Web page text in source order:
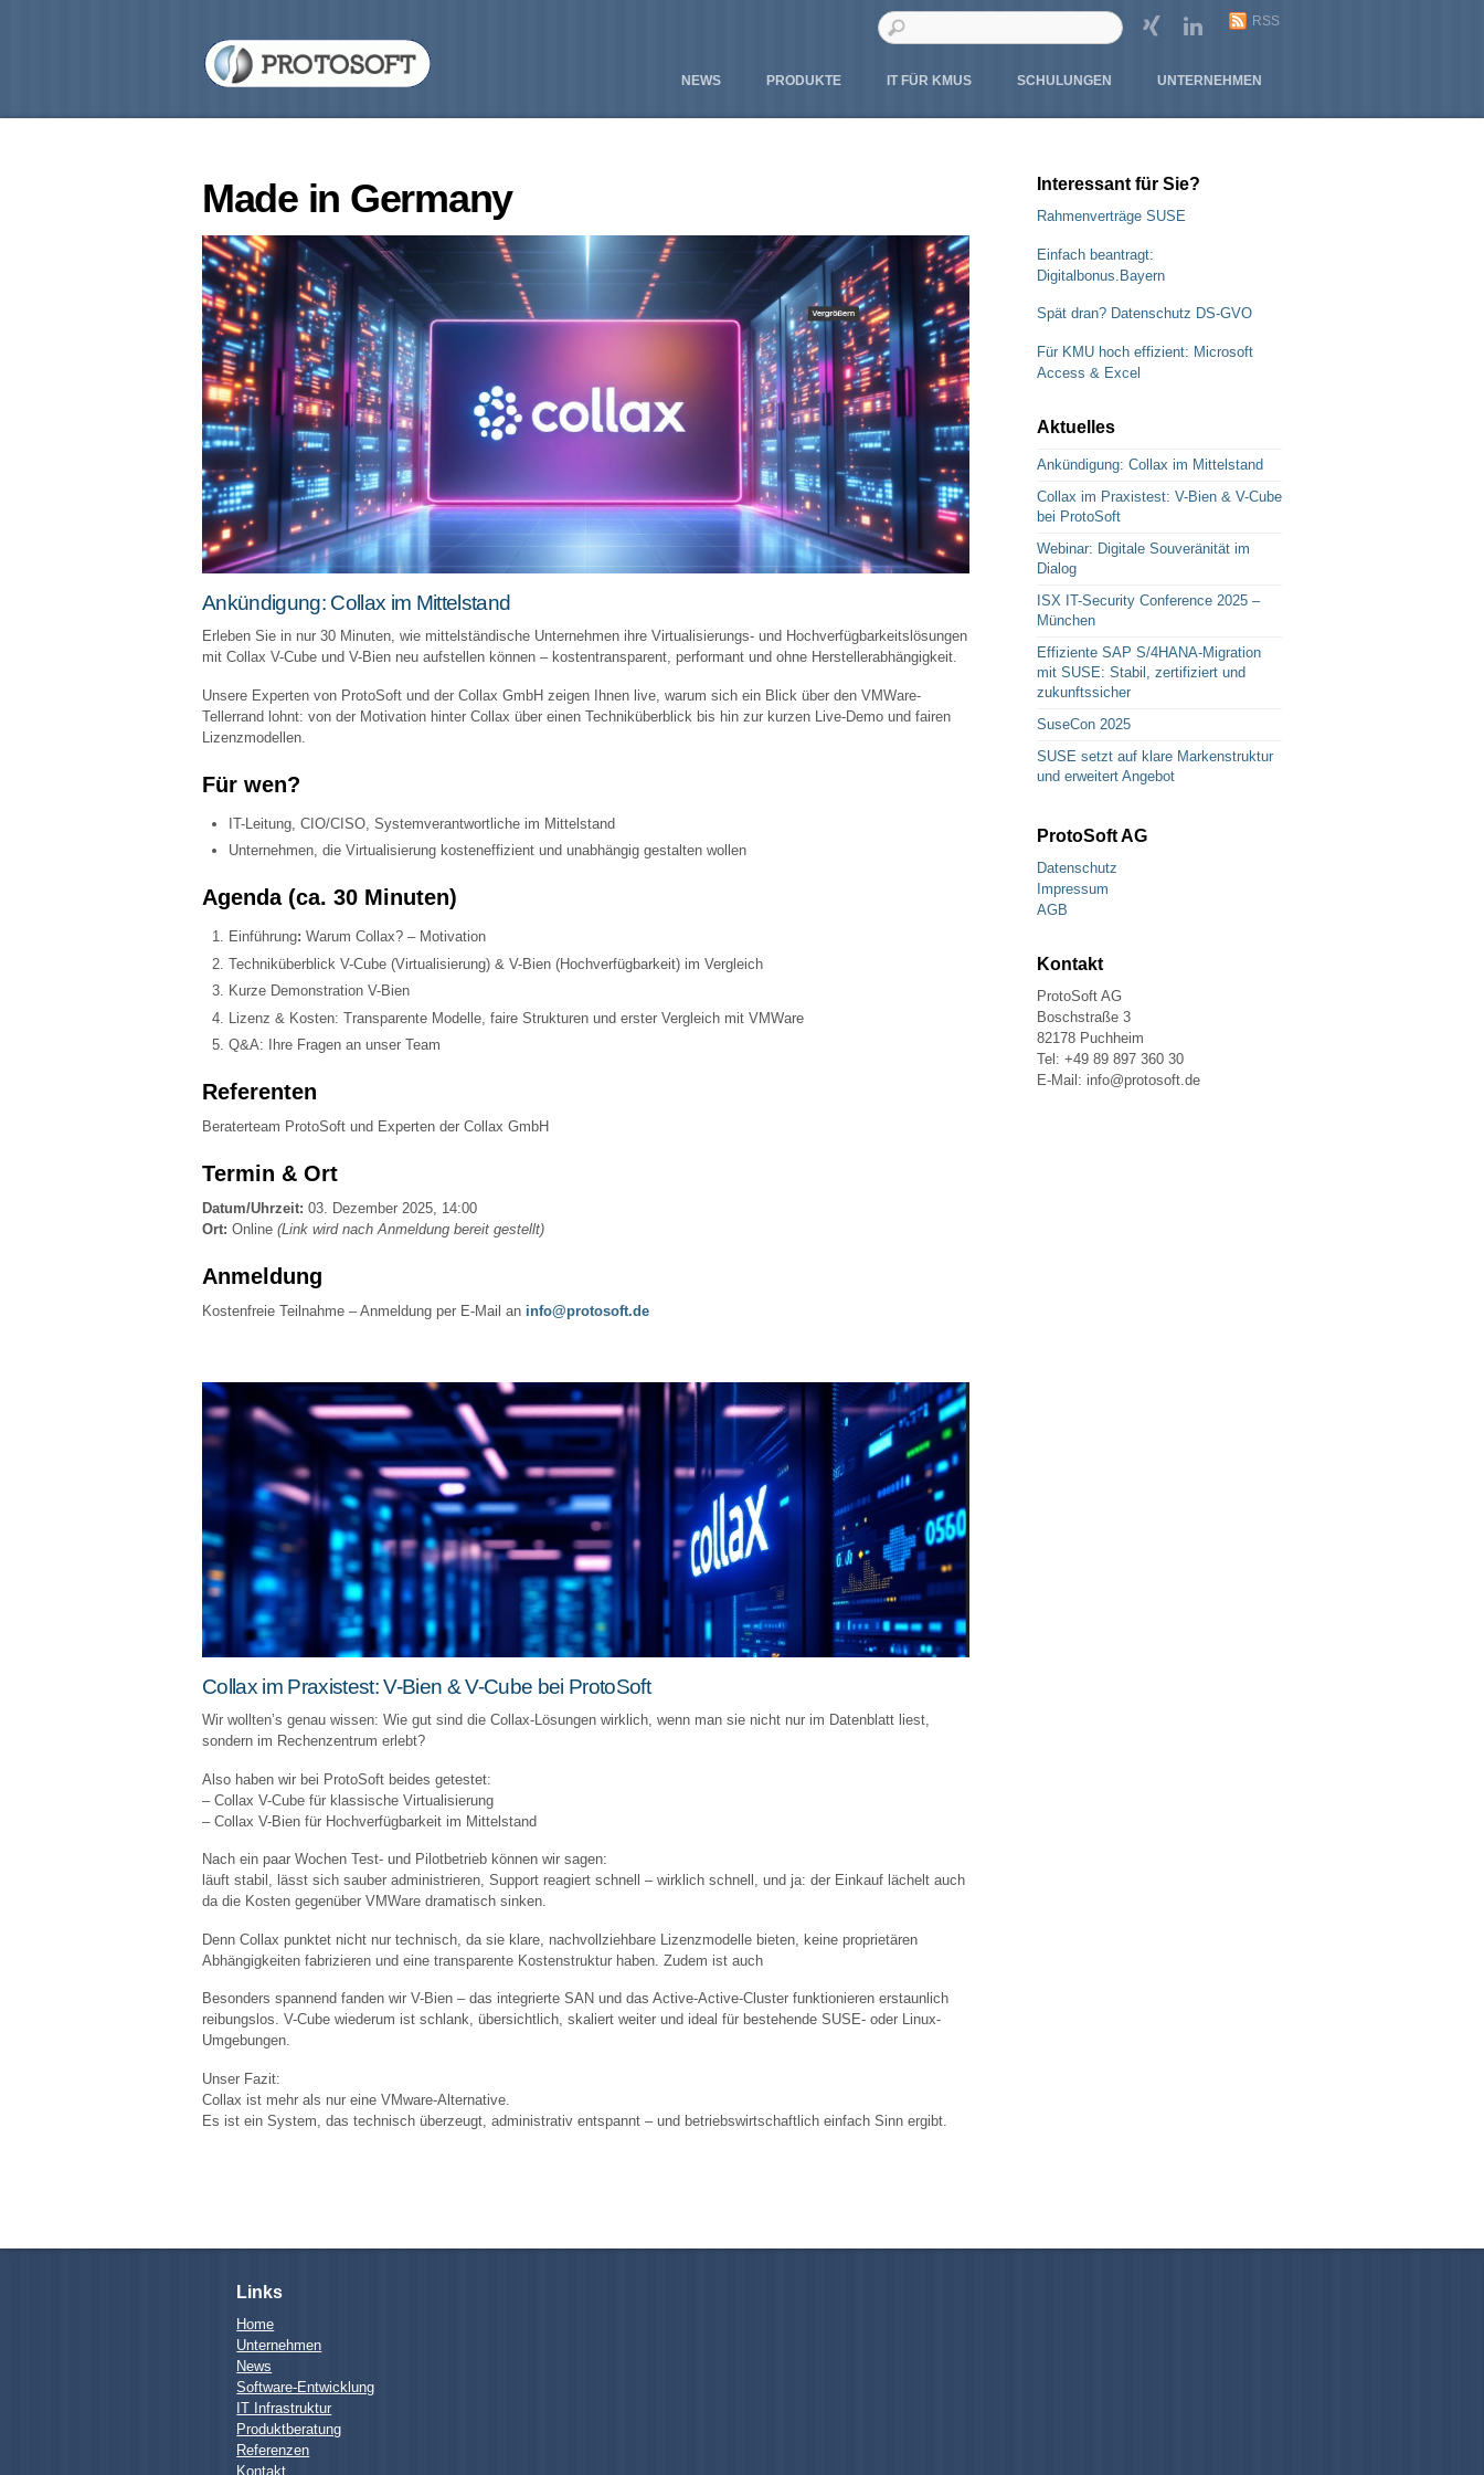
NEWS PRODUKTE IT FÜR KMUS SCHULUNGEN UNTERNEHMEN
RSS
Made in Germany
Ankündigung: Collax im Mittelstand
Erleben Sie in nur 30 Minuten, wie mittelständische Unternehmen ihre Virtualisierungs- und Hochverfügbarkeitslösungen
mit Collax V-Cube und V-Bien neu aufstellen können – kostentransparent, performant und ohne Herstellerabhängigkeit.
Unsere Experten von ProtoSoft und der Collax GmbH zeigen Ihnen live, warum sich ein Blick über den VMWare-
Tellerrand lohnt: von der Motivation hinter Collax über einen Techniküberblick bis hin zur kurzen Live-Demo und fairen
Lizenzmodellen.
Für wen?
IT-Leitung, CIO/CISO, Systemverantwortliche im Mittelstand
Unternehmen, die Virtualisierung kosteneffizient und unabhängig gestalten wollen
Agenda (ca. 30 Minuten)
Einführung: Warum Collax? – Motivation
Techniküberblick V-Cube (Virtualisierung) & V-Bien (Hochverfügbarkeit) im Vergleich
Kurze Demonstration V-Bien
Lizenz & Kosten: Transparente Modelle, faire Strukturen und erster Vergleich mit VMWare
Q&A: Ihre Fragen an unser Team
Referenten
Beraterteam ProtoSoft und Experten der Collax GmbH
Termin & Ort
Datum/Uhrzeit: 03. Dezember 2025, 14:00
Ort: Online (Link wird nach Anmeldung bereit gestellt)
Anmeldung
Kostenfreie Teilnahme – Anmeldung per E-Mail an info@protosoft.de
Collax im Praxistest: V-Bien & V-Cube bei ProtoSoft
Wir wollten’s genau wissen: Wie gut sind die Collax-Lösungen wirklich, wenn man sie nicht nur im Datenblatt liest,
sondern im Rechenzentrum erlebt?
Also haben wir bei ProtoSoft beides getestet:
– Collax V-Cube für klassische Virtualisierung
– Collax V-Bien für Hochverfügbarkeit im Mittelstand
Nach ein paar Wochen Test- und Pilotbetrieb können wir sagen:
läuft stabil, lässt sich sauber administrieren, Support reagiert schnell – wirklich schnell, und ja: der Einkauf lächelt auch
da die Kosten gegenüber VMWare dramatisch sinken.
Denn Collax punktet nicht nur technisch, da sie klare, nachvollziehbare Lizenzmodelle bieten, keine proprietären
Abhängigkeiten fabrizieren und eine transparente Kostenstruktur haben. Zudem ist auch
Besonders spannend fanden wir V-Bien – das integrierte SAN und das Active-Active-Cluster funktionieren erstaunlich
reibungslos. V-Cube wiederum ist schlank, übersichtlich, skaliert weiter und ideal für bestehende SUSE- oder Linux-
Umgebungen.
Unser Fazit:
Collax ist mehr als nur eine VMware-Alternative.
Es ist ein System, das technisch überzeugt, administrativ entspannt – und betriebswirtschaftlich einfach Sinn ergibt.
Interessant für Sie?
Rahmenverträge SUSE
Einfach beantragt:
Digitalbonus.Bayern
Spät dran? Datenschutz DS-GVO
Für KMU hoch effizient: Microsoft
Access & Excel
Aktuelles
Ankündigung: Collax im Mittelstand
Collax im Praxistest: V-Bien & V-Cube
bei ProtoSoft
Webinar: Digitale Souveränität im
Dialog
ISX IT-Security Conference 2025 –
München
Effiziente SAP S/4HANA-Migration
mit SUSE: Stabil, zertifiziert und
zukunftssicher
SuseCon 2025
SUSE setzt auf klare Markenstruktur
und erweitert Angebot
ProtoSoft AG
Datenschutz
Impressum
AGB
Kontakt
ProtoSoft AG
Boschstraße 3
82178 Puchheim
Tel: +49 89 897 360 30
E-Mail: info@protosoft.de
Links
Home
Unternehmen
News
Software-Entwicklung
IT Infrastruktur
Produktberatung
Referenzen
Kontakt